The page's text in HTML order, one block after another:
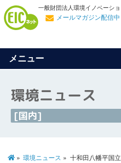
一般財団法人環境イノベーシ
メールマガジン配信中
メニュー
環境ニュース
[国内]
環境ニュース
十和田八幡平国